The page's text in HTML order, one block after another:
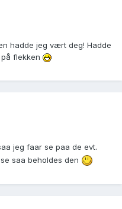
hadde jeg vært deg! Hadde
flekken
jeg faar se paa de evt.
saa beholdes den